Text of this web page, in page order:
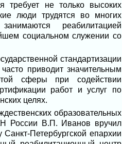
требует не только высоких
люди трудятся во многих
реабилитацией
социальном служении со
стандартизации
приводит значительным
сферы при содействии
работ и услуг по
целях.
образовательных
России В.П. Иванов вручил
Петербургской епархии